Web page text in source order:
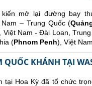
kiến mở lại đường bay
– Trung Quốc (
Việt Nam - Đài Loan,
(Phnom Penh), Việt
QUỐC KHÁNH TẠI
tại Hoa Kỳ đã tổ chức